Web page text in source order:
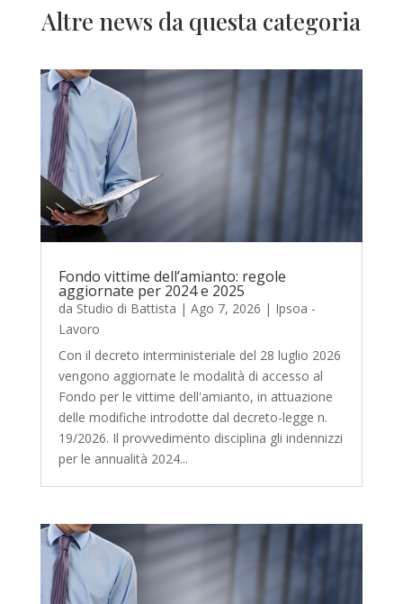
Altre news da questa categoria
Fondo vittime dell’amianto: regole
aggiornate per 2024 e 2025
da Studio di Battista | Ago 7, 2026 | Ipsoa -
Lavoro
Con il decreto interministeriale del 28 luglio 2026
vengono aggiornate le modalità di accesso al
Fondo per le vittime dell'amianto, in attuazione
delle modifiche introdotte dal decreto-legge n.
19/2026. Il provvedimento disciplina gli indennizzi
per le annualità 2024...